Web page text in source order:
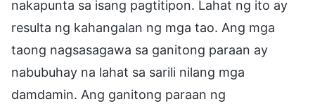
nakapunta sa isang pagtitipon. Lahat ng ito ay
resulta ng kahangalan ng mga tao. Ang mga
taong nagsasagawa sa ganitong paraan ay
nabubuhay na lahat sa sarili nilang mga
damdamin. Ang ganitong paraan ng